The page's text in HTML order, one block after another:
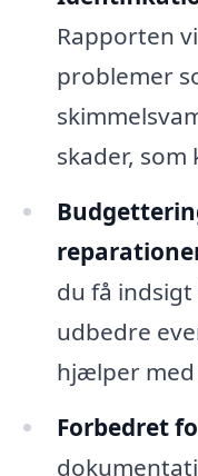
Rapporten
problemer
skader,
du få
udbedre
hjælper
Forbedret